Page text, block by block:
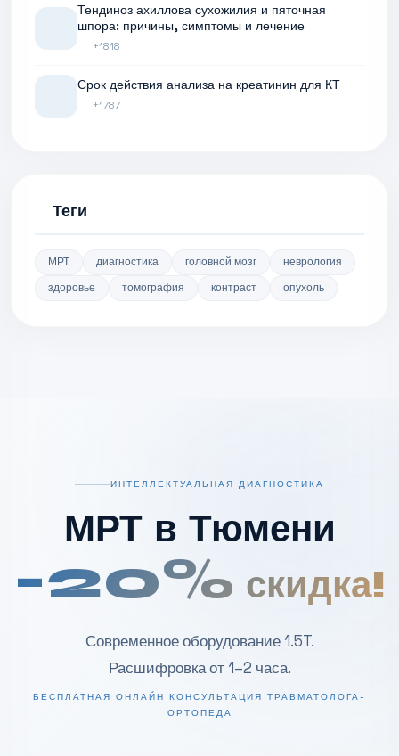
Тендиноз ахиллова сухожилия и пяточная
шпора: причины, симптомы и лечение
+1818
Срок действия анализа на креатинин для КТ
+1787
Теги
МРТ диагностика головной мозг
неврология
здоровье
томография контраст опухоль
ИНТЕЛЛЕКТУАЛЬНАЯ ДИАГНОСТИКА
МРТ в Тюмени
-20% скидка!
Современное оборудование 1.5T.
Расшифровка от 1–2 часа.
БЕСПЛАТНАЯ ОНЛАЙН КОНСУЛЬТАЦИЯ ТРАВМАТОЛОГА-
ОРТОПЕДА